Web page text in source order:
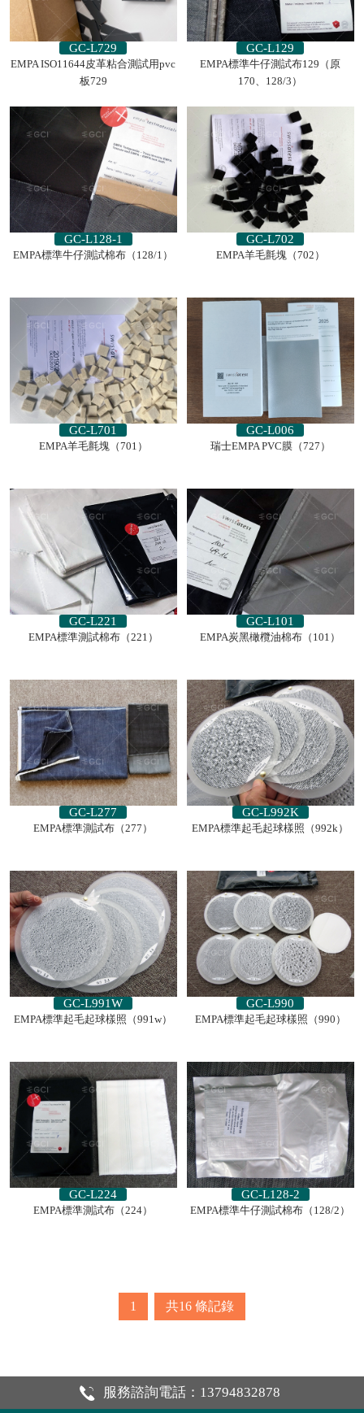
GC-L729
EMPA ISO11644皮革粘合測試用pvc
板729
GC-L129
EMPA標準牛仔測試布129（原
170、128/3）
GC-L128-1
EMPA標準牛仔測試棉布（128/1）
GC-L702
EMPA羊毛氈塊（702）
GC-L701
EMPA羊毛氈塊（701）
GC-L006
瑞士EMPA PVC膜（727）
GC-L221
EMPA標準測試棉布（221）
GC-L101
EMPA炭黑橄欖油棉布（101）
GC-L277
EMPA標準測試布（277）
GC-L992K
EMPA標準起毛起球樣照（992k）
GC-L991W
EMPA標準起毛起球樣照（991w）
GC-L990
EMPA標準起毛起球樣照（990）
GC-L224
EMPA標準測試布（224）
GC-L128-2
EMPA標準牛仔測試棉布（128/2）
1 共16 條記錄
服務諮詢電話：13794832878